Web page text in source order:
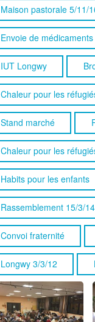
Maison pastorale 5/11/
Envoie de
IUT Longwy
Chaleur pour les
Stand marché
Chaleur pour les
Habits pour les enfants
Rassemblement 15/3/14
Convoi fraternité
Longwy 3/3/12